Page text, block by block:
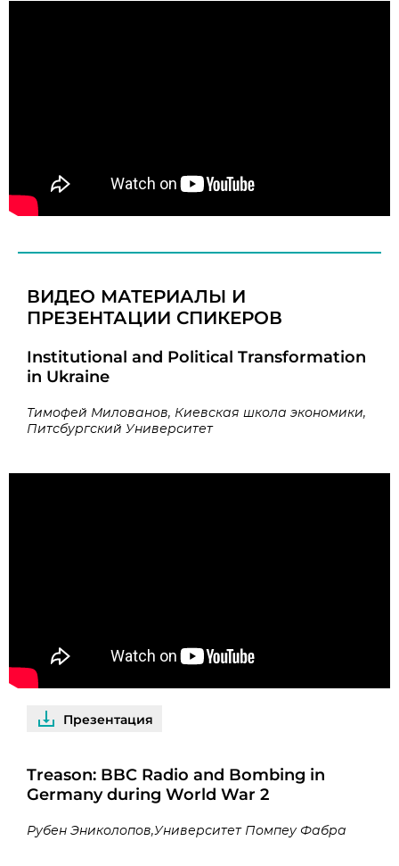
ВИДЕО МАТЕРИАЛЫ И
ПРЕЗЕНТАЦИИ СПИКЕРОВ
Institutional and Political Transformation
in Ukraine
Тимофей Милованов, Киевская школа экономики,
Питсбургский Университет
Презентация
Treason: BBC Radio and Bombing in
Germany during World War 2
Рубен Эниколопов, Университет Помпеу Фабра